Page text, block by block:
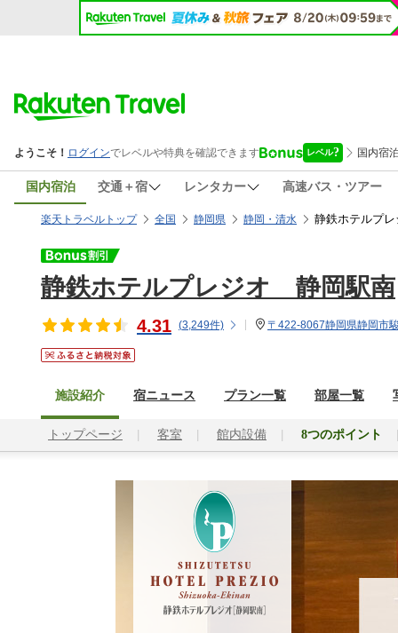
国内宿泊 交通＋宿 レンタカー 高速バス・ツアー
楽天トラベルトップ 全国 静岡県 静岡・清水 静鉄ホテルプ
静鉄ホテルプレジオ 静岡駅南
4.31 (3,249件) 〒422-8067静岡県静岡市
施設紹介 宿ニュース プラン一覧 部屋一覧
トップページ 客室 館内設備 8つのポイント